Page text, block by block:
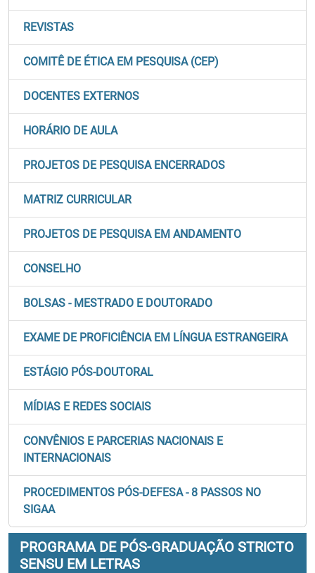
REVISTAS
COMITÊ DE ÉTICA EM PESQUISA (CEP)
DOCENTES EXTERNOS
HORÁRIO DE AULA
PROJETOS DE PESQUISA ENCERRADOS
MATRIZ CURRICULAR
PROJETOS DE PESQUISA EM ANDAMENTO
CONSELHO
BOLSAS - MESTRADO E DOUTORADO
EXAME DE PROFICIÊNCIA EM LÍNGUA ESTRANGEIRA
ESTÁGIO PÓS-DOUTORAL
MÍDIAS E REDES SOCIAIS
CONVÊNIOS E PARCERIAS NACIONAIS E
INTERNACIONAIS
PROCEDIMENTOS PÓS-DEFESA - 8 PASSOS NO
SIGAA
PROGRAMA DE PÓS-GRADUAÇÃO STRICTO
SENSU EM LETRAS